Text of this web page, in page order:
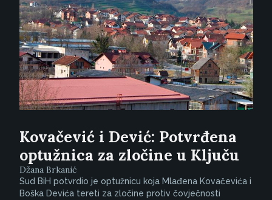
Kovačević i Dević: Potvrđena
optužnica za zločine u Ključu
Džana Brkanić
Sud BiH potvrdio je optužnicu koja Mlađena Kovačevića i
Boška Devića tereti za zločine protiv čovječnosti